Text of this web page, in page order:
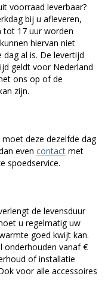
voorraad leverbaar?
bij u afleveren,
tot 17 uur worden
hiervan niet
al is. De levertijd
geldt voor Nederland
ons op of de
zijn.
deze dezelfde dag
even contact met
spoedservice.
de levensduur
u regelmatig uw
goed kwijt kan.
onderhouden vanaf €
of installatie
voor alle accessoires